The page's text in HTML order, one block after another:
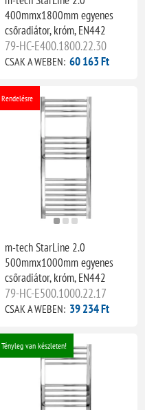
400mmx1800mm egyenes
csőradiátor, króm, EN442
79-HC-E400.1800.22.30
CSAK A WEBEN: 60 163 Ft
Rendelésre
m-tech StarLine 2.0
500mmx1000mm egyenes
csőradiátor, króm, EN442
79-HC-E500.1000.22.17
CSAK A WEBEN: 39 234 Ft
Tényleg van készleten!